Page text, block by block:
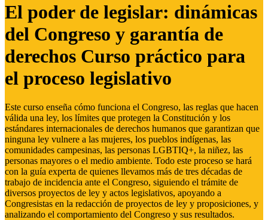
El poder de legislar: dinámicas
del Congreso y garantía de
derechos Curso práctico para
el proceso legislativo
Este curso enseña cómo funciona el Congreso, las reglas que hacen
válida una ley, los límites que protegen la Constitución y los
estándares internacionales de derechos humanos que garantizan que
ninguna ley vulnere a las mujeres, los pueblos indígenas, las
comunidades campesinas, las personas LGBTIQ+, la niñez, las
personas mayores o el medio ambiente. Todo este proceso se hará
con la guía experta de quienes llevamos más de tres décadas de
trabajo de incidencia ante el Congreso, siguiendo el trámite de
diversos proyectos de ley y actos legislativos, apoyando a
Congresistas en la redacción de proyectos de ley y proposiciones, y
analizando el comportamiento del Congreso y sus resultados.